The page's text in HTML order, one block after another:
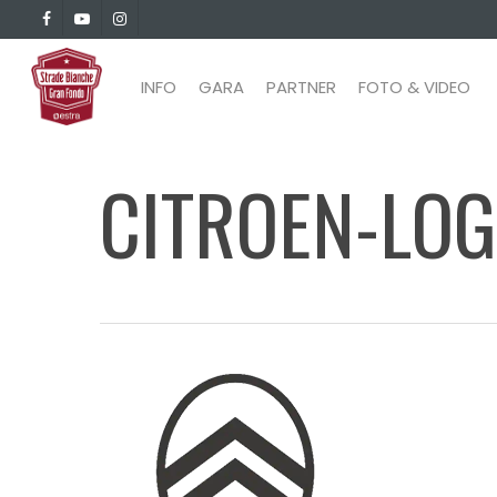
to
main
content
facebookyoutubeinstagram
INFO GARA PARTNER FOTO & VIDEO
CITROEN-